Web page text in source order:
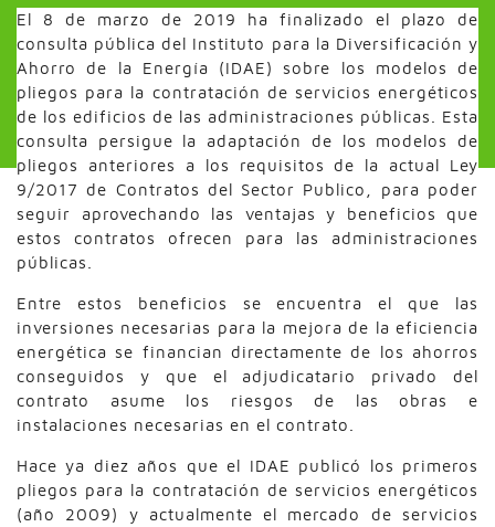
El 8 de marzo de 2019 ha finalizado el plazo de
consulta pública del Instituto para la Diversificación y
Ahorro de la Energía (IDAE) sobre los modelos de
pliegos para la contratación de servicios energéticos
de los edificios de las administraciones públicas. Esta
consulta persigue la adaptación de los modelos de
pliegos anteriores a los requisitos de la actual Ley
9/2017 de Contratos del Sector Publico, para poder
seguir aprovechando las ventajas y beneficios que
estos contratos ofrecen para las administraciones
públicas.
Entre estos beneficios se encuentra el que las
inversiones necesarias para la mejora de la eficiencia
energética se financian directamente de los ahorros
conseguidos y que el adjudicatario privado del
contrato asume los riesgos de las obras e
instalaciones necesarias en el contrato.
Hace ya diez años que el IDAE publicó los primeros
pliegos para la contratación de servicios energéticos
(año 2009) y actualmente el mercado de servicios